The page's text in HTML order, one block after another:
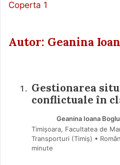
Coperta 1
Autor: Geanina
Gestionarea
conflictuale în
Geanina Ioana
Timișoara, Facultatea de
Transporturi (Timiş) •
minute